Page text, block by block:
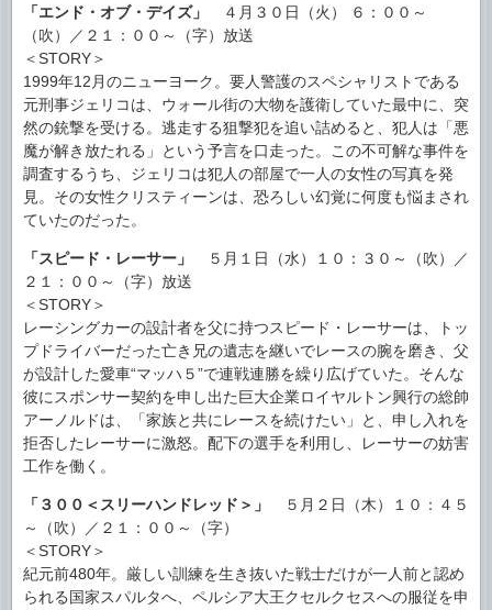
「エンド・オブ・デイズ」
４月３０日（火） ６：００～
（吹）／２１：００～（字）放送
＜STORY＞
1999年12月のニューヨーク。要人警護のスペシャリストである
元刑事ジェリコは、ウォール街の大物を護衛していた最中に、突
然の銃撃を受ける。逃走する狙撃犯を追い詰めると、犯人は「悪
魔が解き放たれる」という予言を口走った。この不可解な事件を
調査するうち、ジェリコは犯人の部屋で一人の女性の写真を発
見。その女性クリスティーンは、恐ろしい幻覚に何度も悩まされ
ていたのだった。
「スピード・レーサー」
５月１日（水）１０：３０～（吹）／
２１：００～（字）放送
＜STORY＞
レーシングカーの設計者を父に持つスピード・レーサーは、トッ
プドライバーだった亡き兄の遺志を継いでレースの腕を磨き、父
が設計した愛車“マッハ５”で連戦連勝を繰り広げていた。そんな
彼にスポンサー契約を申し出た巨大企業ロイヤルトン興行の総帥
アーノルドは、「家族と共にレースを続けたい」と、申し入れを
拒否したレーサーに激怒。配下の選手を利用し、レーサーの妨害
工作を働く。
「３００＜スリーハンドレッド＞」
５月２日（木）１０：４５
～（吹）／２１：００～（字）
＜STORY＞
紀元前480年。厳しい訓練を生き抜いた戦士だけが一人前と認め
られる国家スパルタへ、ペルシア大王クセルクセスへの服従を申